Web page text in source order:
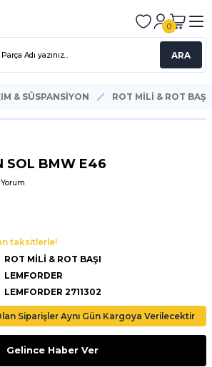
ARA
0
& SÜSPANSİYON ROT MİLİ & ROT BAŞI
SOL BMW E46
taksitlerle!
ROT MİLİ & ROT BAŞI
LEMFORDER
LEMFORDER 2711302
Siparişler Aynı Gün Kargoya Verilecektir
Gelince Haber Ver